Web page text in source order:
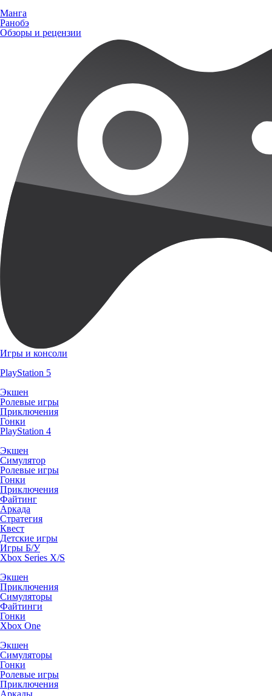
Манга
Ранобэ
Обзоры и рецензии
Игры и консоли
PlayStation 5
Экшен
Ролевые игры
Приключения
Гонки
PlayStation 4
Экшен
Симулятор
Ролевые игры
Гонки
Приключения
Файтинг
Аркада
Стратегия
Квест
Детские игры
Игры Б/У
Xbox Series X/S
Экшен
Приключения
Симуляторы
Файтинги
Гонки
Xbox One
Экшен
Симуляторы
Гонки
Ролевые игры
Приключения
Аркады